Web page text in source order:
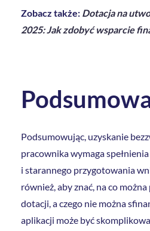
Zobacz także: Dotacja na
2025: Jak zdobyć wsparcie
Podsumowując, uzyskanie
pracownika wymaga
i starannego przygotowania
również, aby znać, na co
dotacji, a czego nie można
aplikacji może być